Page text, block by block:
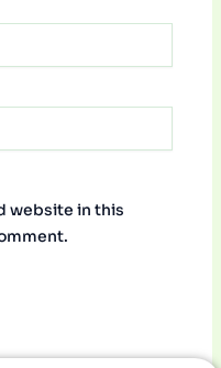
website in this